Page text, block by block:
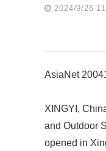
2024/9/26
AsiaNet
XINGYI,
and Outdoor
opened in